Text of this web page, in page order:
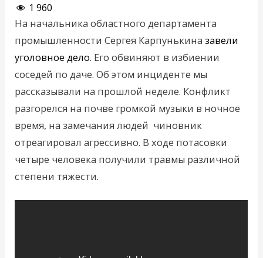
1 960
На начальника областного департамента
промышленности Сергея Карпунькиназавели
уголовное дело. Его обвиняют в избиении
соседей по даче. Об этом инциденте мы
рассказывали на прошлой неделе. Конфликт
разгорелся на почве громкой музыки в ночное
время, на замечания людей чиновник
отреагировал агрессивно. В ходе потасовки
четыре человека получили травмы различной
степени тяжести.